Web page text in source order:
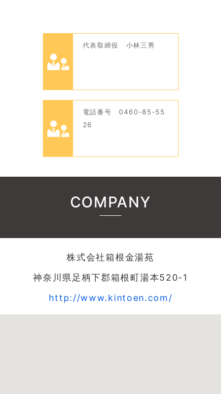
代表取締役 小林三男
電話番号 0460-85-55
26
COMPANY
株式会社箱根金湯苑
神奈川県足柄下郡箱根町湯本520-1
http://www.kintoen.com/